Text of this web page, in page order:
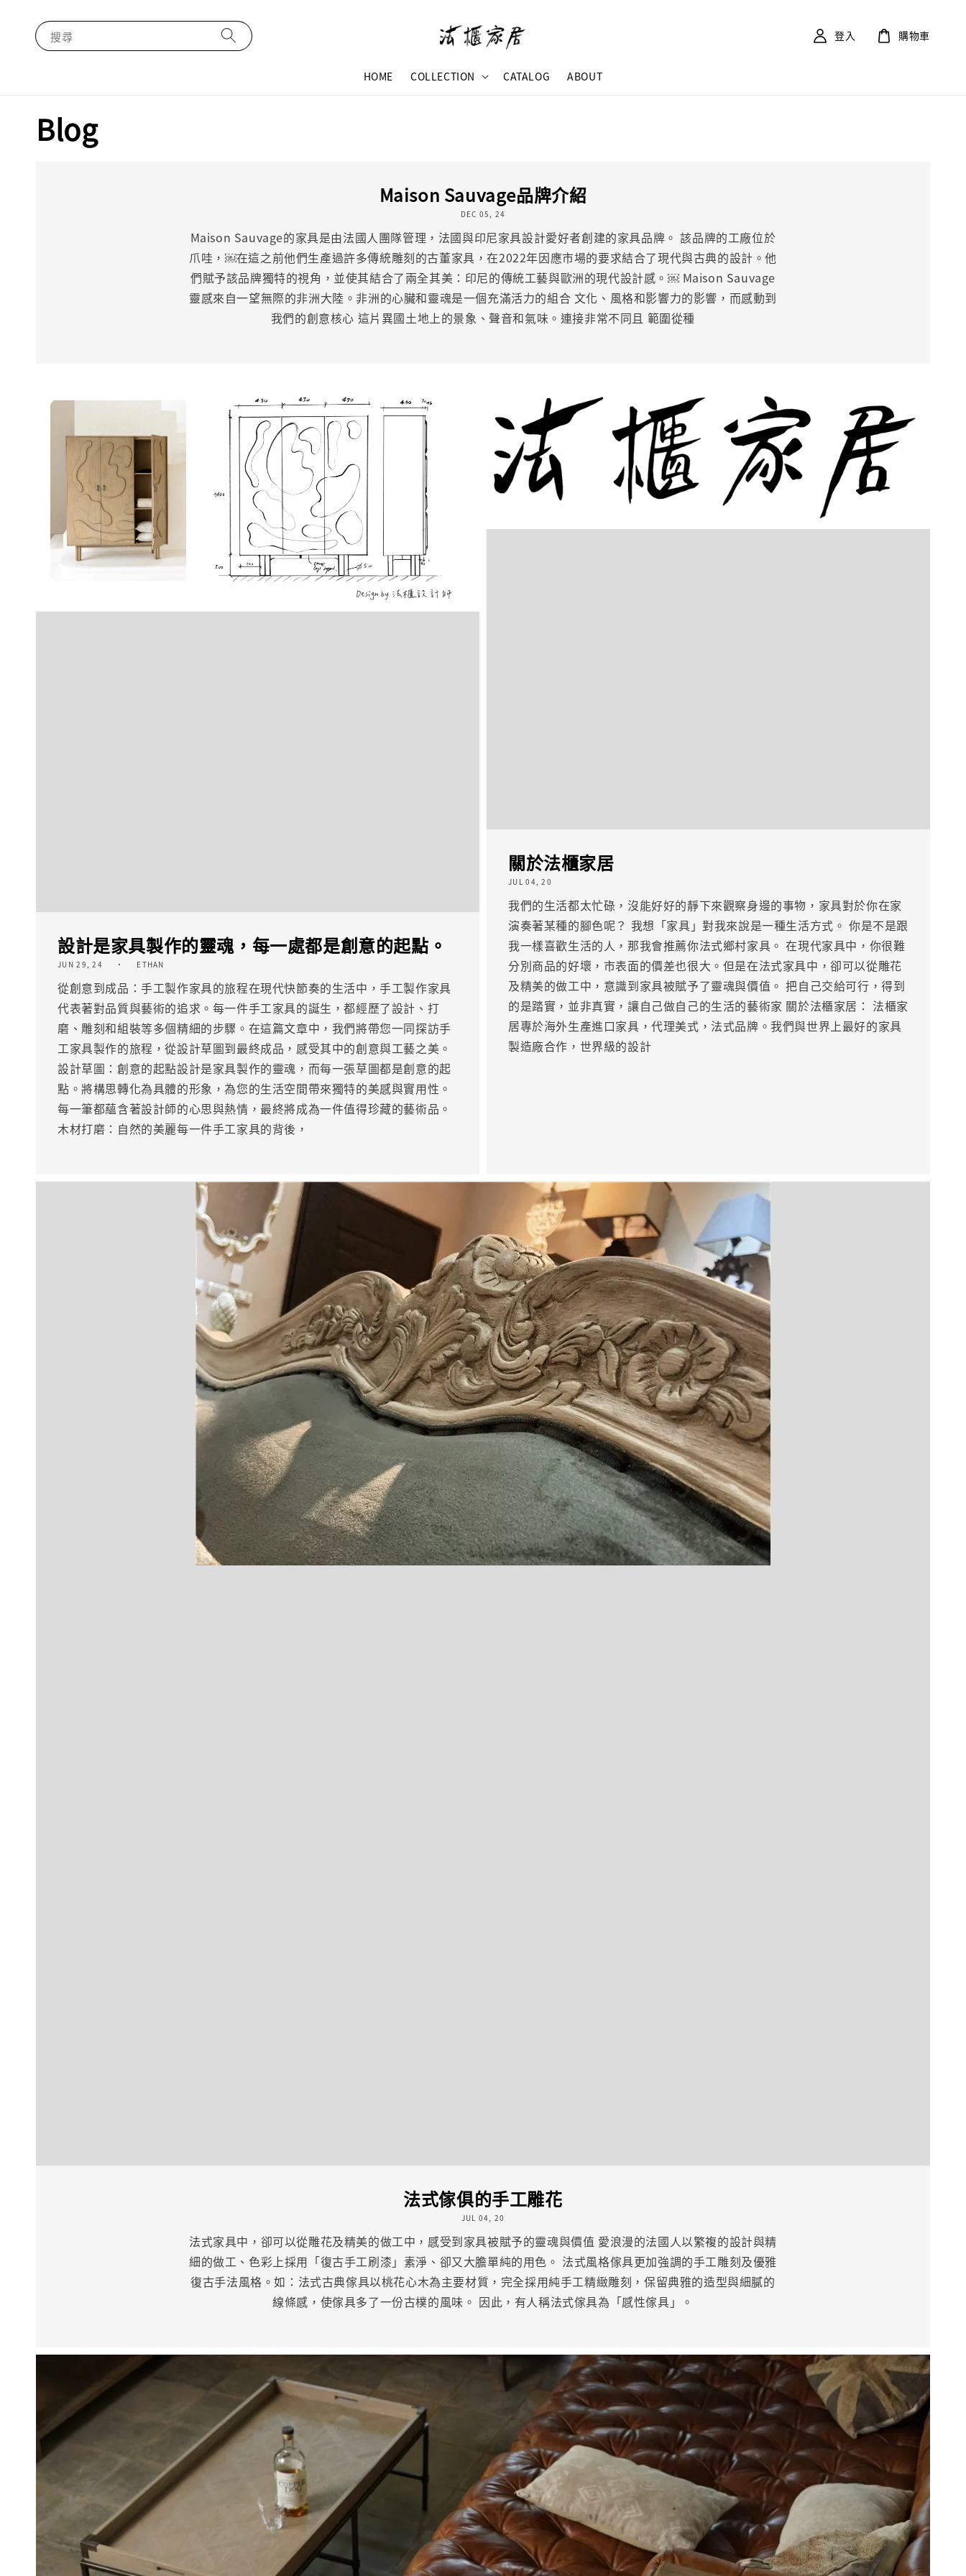
搜尋
HOME COLLECTION CATALOG ABOUT
登入 購物車
Blog
Maison Sauvage品牌介紹
DEC 05, 24
Maison Sauvage的家具是由法國人團隊管理，法國與印尼家具設計愛好者創建的家具品牌。 該品牌的工廠位於
爪哇，￼在這之前他們生產過許多傳統雕刻的古董家具，在2022年因應市場的要求結合了現代與古典的設計。他
們賦予該品牌獨特的視角，並使其結合了兩全其美：印尼的傳統工藝與歐洲的現代設計感。￼ Maison Sauvage
靈感來自一望無際的非洲大陸。非洲的心臟和靈魂是一個充滿活力的組合 文化、風格和影響力的影響，而感動到
我們的創意核心 這片異國土地上的景象、聲音和氣味。連接非常不同且 範圍從種
設計是家具製作的靈魂，每一處都是創意的起點。
JUN 29, 24 ETHAN
從創意到成品：手工製作家具的旅程在現代快節奏的生活中，手工製作家具
代表著對品質與藝術的追求。每一件手工家具的誕生，都經歷了設計、打
磨、雕刻和組裝等多個精細的步驟。在這篇文章中，我們將帶您一同探訪手
工家具製作的旅程，從設計草圖到最終成品，感受其中的創意與工藝之美。
設計草圖：創意的起點設計是家具製作的靈魂，而每一張草圖都是創意的起
點。將構思轉化為具體的形象，為您的生活空間帶來獨特的美感與實用性。
每一筆都蘊含著設計師的心思與熱情，最終將成為一件值得珍藏的藝術品。
木材打磨：自然的美麗每一件手工家具的背後，
關於法櫃家居
JUL 04, 20
我們的生活都太忙碌，沒能好好的靜下來觀察身邊的事物，家具對於你在家
演奏著某種的腳色呢？ 我想「家具」對我來說是一種生活方式。 你是不是跟
我一樣喜歡生活的人，那我會推薦你法式鄉村家具。 在現代家具中，你很難
分別商品的好壞，市表面的價差也很大。但是在法式家具中，卻可以從雕花
及精美的做工中，意識到家具被賦予了靈魂與價值。 把自己交給可行，得到
的是踏實，並非真實，讓自己做自己的生活的藝術家 關於法櫃家居： 法櫃家
居專於海外生產進口家具，代理美式，法式品牌。我們與世界上最好的家具
製造廠合作，世界級的設計
法式傢俱的手工雕花
JUL 04, 20
法式家具中，卻可以從雕花及精美的做工中，感受到家具被賦予的靈魂與價值 愛浪漫的法國人以繁複的設計與精
細的做工、色彩上採用「復古手工刷漆」素淨、卻又大膽單純的用色。 法式風格傢具更加強調的手工雕刻及優雅
復古手法風格。如：法式古典傢具以桃花心木為主要材質，完全採用純手工精緻雕刻，保留典雅的造型與細膩的
線條感，使傢具多了一份古樸的風味。 因此，有人稱法式傢具為「感性傢具」。